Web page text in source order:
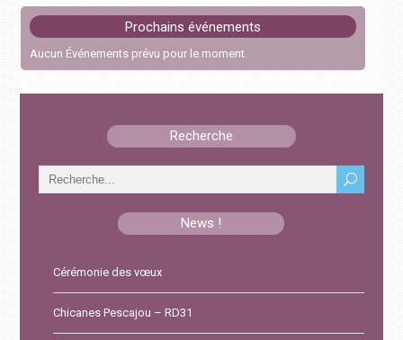
6 janvier 2026
15 septembre 2025
Prochains événements
Aucun Événements prévu pour le moment.
Recherche
News !
Cérémonie des vœux
Chicanes Pescajou – RD31